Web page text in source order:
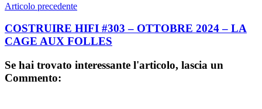
Articolo precedente
COSTRUIRE HIFI #303 – OTTOBRE 2024 – LA
CAGE AUX FOLLES
Se hai trovato interessante l'articolo, lascia un
Commento: